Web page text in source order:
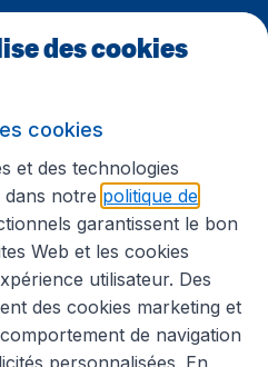
des cookies
cookies
et des technologies
dans notre politique de
garantissent le bon
Web et les cookies
utilisateur. Des
des cookies marketing et
de navigation
personnalisées. En